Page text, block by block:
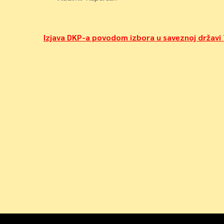
Navigacija
Izjava DKP-a povodom izbora u saveznoj